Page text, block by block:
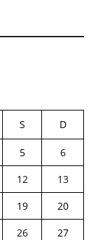
S D
5
6
12
13
19
20
26
27